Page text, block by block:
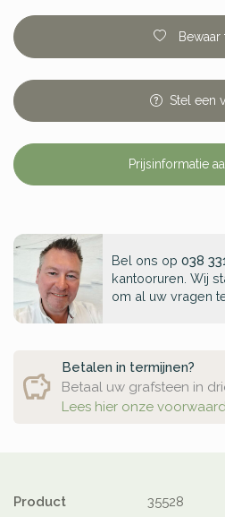
Bewaar
Stel een
Prijsinformatie
Bel ons op 038
kantooruren. Wij
om al uw vragen
Betalen in termijnen?
Betaal uw grafsteen in
Lees hier onze
Product 35528